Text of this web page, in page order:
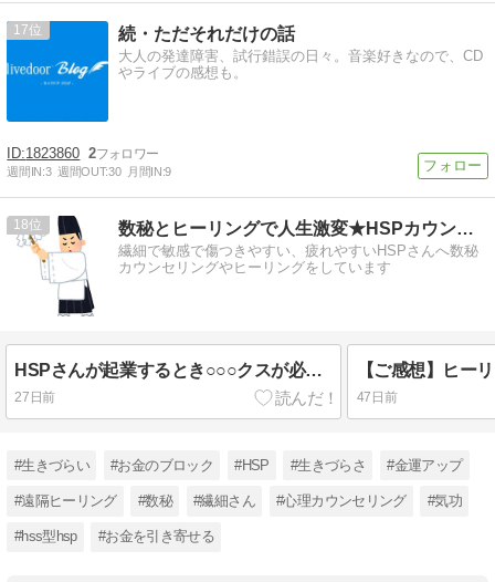
17 続・ただそれだけの話
大人の発達障害、試行錯誤の日々。音楽好きなので、CD
やライブの感想も。
1823860 2
週間IN:3 週間OUT:30 月間IN:9
18 数秘とヒーリングで人生激変★HSPカウンセラー山下かよこ
繊細で敏感で傷つきやすい、疲れやすいHSPさんへ数秘
カウンセリングやヒーリングをしています
HSPさんが起業するとき○○○クスが必要なわけ
27日前 47日前
#生きづらい #お金のブロック #HSP #生きづらさ #金運アップ
#遠隔ヒーリング #数秘 #繊細さん #心理カウンセリング #気功
#hss型hsp #お金を引き寄せる